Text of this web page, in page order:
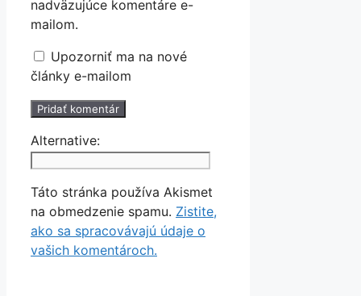
nadväzujúce komentáre e-
mailom.
Upozorniť ma na nové
články e-mailom
Alternative:
Táto stránka používa Akismet
na obmedzenie spamu. Zistite,
ako sa spracovávajú údaje o
vašich komentároch.